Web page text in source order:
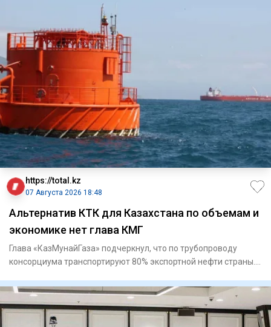
https://total.kz
07 Августа 2026 18:48
Альтернатив КТК для Казахстана по объемам и
экономике нет глава КМГ
Глава «КазМунайГаза» подчеркнул, что по трубопроводу
консорциума транспортируют 80% экспортной нефти страны.